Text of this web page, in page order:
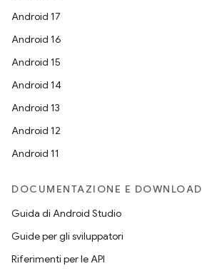
Android 17
Android 16
Android 15
Android 14
Android 13
Android 12
Android 11
DOCUMENTAZIONE E DOWNLOAD
Guida di Android Studio
Guide per gli sviluppatori
Riferimenti per le API